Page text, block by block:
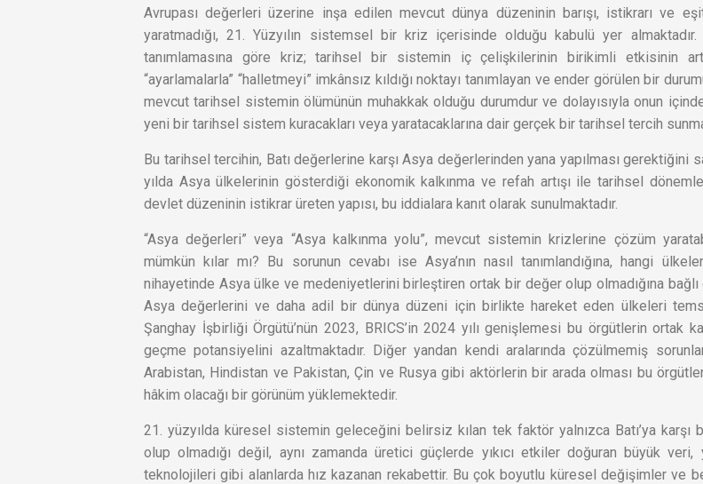
Avrupası değerleri üzerine inşa edilen mevcut dünya düzeninin barışı, istikrarı ve eşit
yaratmadığı, 21. Yüzyılın sistemsel bir kriz içerisinde olduğu kabulü yer almaktadır.
tanımlamasına göre kriz; tarihsel bir sistemin iç çelişkilerinin birikimli etkisinin
“ayarlamalarla” “halletmeyi” imkânsız kıldığı noktayı tanımlayan ve ender görülen bir
mevcut tarihsel sistemin ölümünün muhakkak olduğu durumdur ve dolayısıyla onun
yeni bir tarihsel sistem kuracakları veya yaratacaklarına dair gerçek bir tarihsel tercih
Bu tarihsel tercihin, Batı değerlerine karşı Asya değerlerinden yana yapılması gerektiğini
yılda Asya ülkelerinin gösterdiği ekonomik kalkınma ve refah artışı ile tarihsel
devlet düzeninin istikrar üreten yapısı, bu iddialara kanıt olarak sunulmaktadır.
“Asya değerleri” veya “Asya kalkınma yolu”, mevcut sistemin krizlerine çözüm
mümkün kılar mı? Bu sorunun cevabı ise Asya’nın nasıl tanımlandığına, hangi
nihayetinde Asya ülke ve medeniyetlerini birleştiren ortak bir değer olup olmadığına
Asya değerlerini ve daha adil bir dünya düzeni için birlikte hareket eden ülkeleri
Şanghay İşbirliği Örgütü’nün 2023, BRICS’in 2024 yılı genişlemesi bu örgütlerin ortak
geçme potansiyelini azaltmaktadır. Diğer yandan kendi aralarında çözülmemiş
Arabistan, Hindistan ve Pakistan, Çin ve Rusya gibi aktörlerin bir arada olması bu
hâkim olacağı bir görünüm yüklemektedir.
21. yüzyılda küresel sistemin geleceğini belirsiz kılan tek faktör yalnızca Batı’ya karşı
olup olmadığı değil, aynı zamanda üretici güçlerde yıkıcı etkiler doğuran büyük veri,
teknolojileri gibi alanlarda hız kazanan rekabettir. Bu çok boyutlu küresel değişimler ve
DÜNYA NEREYE GİDİYOR?